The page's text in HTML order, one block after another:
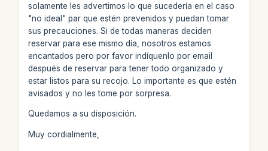
solamente les advertimos lo que sucedería en el caso
"no ideal" par que estén prevenidos y puedan tomar
sus precauciones. Si de todas maneras deciden
reservar para ese mismo día, nosotros estamos
encantados pero por favor indíquenlo por email
después de reservar para tener todo organizado y
estar listos para su recojo. Lo importante es que estén
avisados y no les tome por sorpresa.
Quedamos a su disposición.
Muy cordialmente,